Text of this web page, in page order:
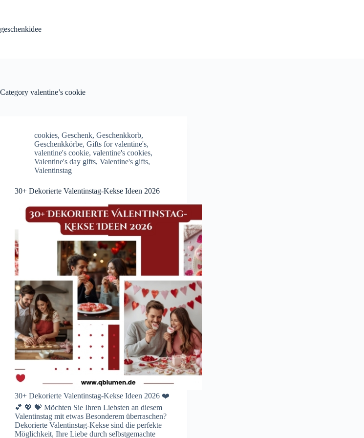
geschenkidee
Category valentine’s cookie
cookies, Geschenk, Geschenkkorb,
Geschenkkörbe, Gifts for valentine's,
valentine's cookie, valentine's cookies,
Valentine's day gifts, Valentine's gifts,
Valentinstag
30+ Dekorierte Valentinstag-Kekse Ideen 2026
30+ Dekorierte Valentinstag-Kekse Ideen 2026 ❤️
💕 💖 💝 Möchten Sie Ihren Liebsten an diesem
Valentinstag mit etwas Besonderem überraschen?
Dekorierte Valentinstag-Kekse sind die perfekte
Möglichkeit, Ihre Liebe durch selbstgemachte